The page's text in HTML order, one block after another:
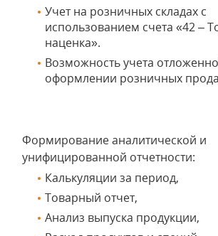
Учет на розничных складах с
использованием счета «42 –
наценка».
Возможность учета
оформлении розничных
Формирование аналитической и
унифицированной отчетности:
Калькуляции за период,
Товарный отчет,
Анализ выпуска продукции,